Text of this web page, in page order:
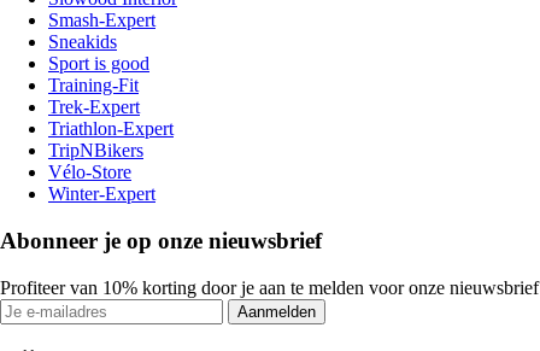
Smash-Expert
Sneakids
Sport is good
Training-Fit
Trek-Expert
Triathlon-Expert
TripNBikers
Vélo-Store
Winter-Expert
Abonneer je op onze nieuwsbrief
Profiteer van 10% korting door je aan te melden voor onze nieuwsbrief
Aanmelden